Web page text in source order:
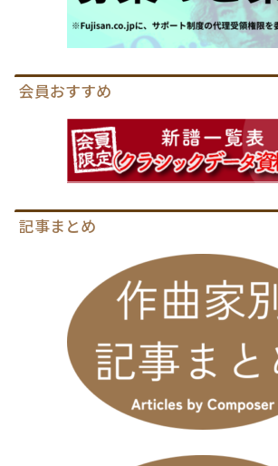
会員おすすめ
記事まとめ